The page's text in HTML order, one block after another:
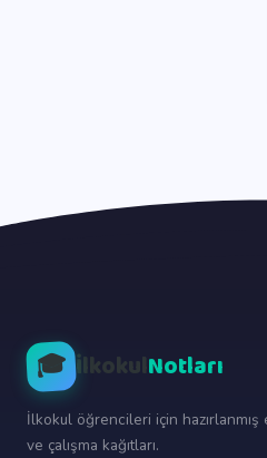
🎓 İlkokulNotları
İlkokul öğrencileri için
ve çalışma kağıtları.